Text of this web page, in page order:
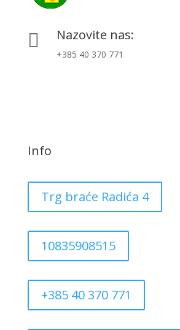
 Nazovite nas:
+385 40 370 771
Info
Trg braće Radića 4
10835908515
+385 40 370 771